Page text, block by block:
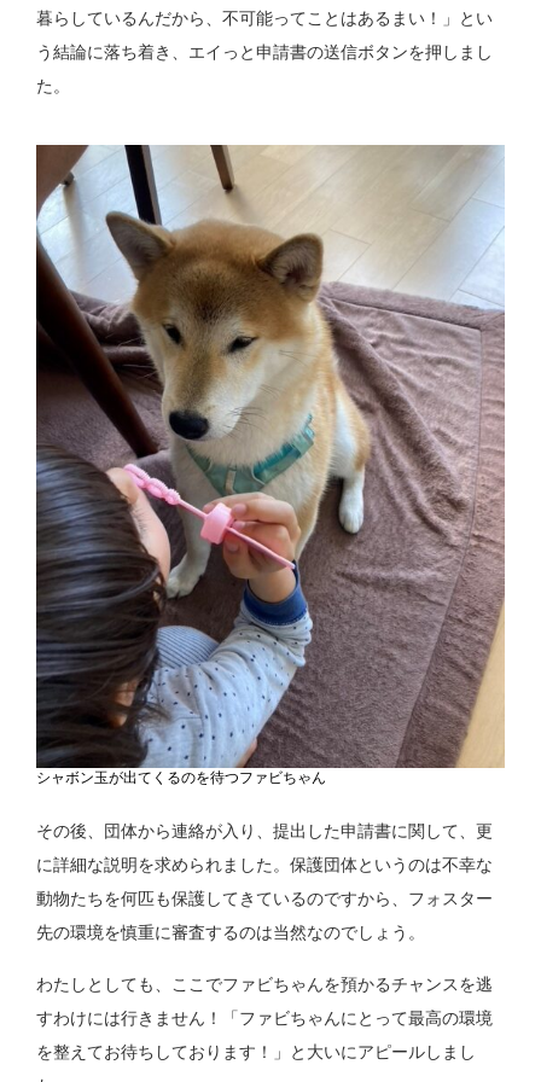
暮らしているんだから、不可能ってことはあるまい！」とい
う結論に落ち着き、エイっと申請書の送信ボタンを押しまし
た。
シャボン玉が出てくるのを待つファビちゃん
その後、団体から連絡が入り、提出した申請書に関して、更
に詳細な説明を求められました。保護団体というのは不幸な
動物たちを何匹も保護してきているのですから、フォスター
先の環境を慎重に審査するのは当然なのでしょう。
わたしとしても、ここでファビちゃんを預かるチャンスを逃
すわけには行きません！「ファビちゃんにとって最高の環境
を整えてお待ちしております！」と大いにアピールしまし